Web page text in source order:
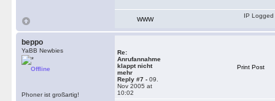
WWW
IP Logged
beppo
YaBB Newbies
Offline
Phoner ist großartig!
Re:
Anrufannahme
klappt nicht
mehr
Reply #7 - 09.
Nov 2005 at
10:02
Print Post